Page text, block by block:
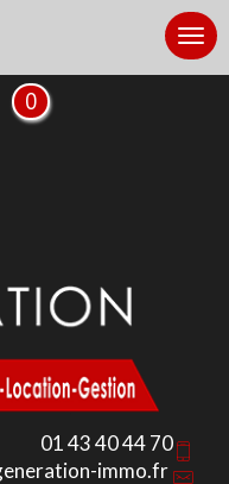
0
01 43 40 44 70
immo.fr